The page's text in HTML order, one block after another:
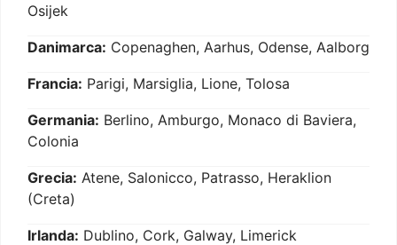
Osijek
Danimarca: Copenaghen, Aarhus, Odense, Aalborg
Francia: Parigi, Marsiglia, Lione, Tolosa
Germania: Berlino, Amburgo, Monaco di Baviera,
Colonia
Grecia: Atene, Salonicco, Patrasso, Heraklion
(Creta)
Irlanda: Dublino, Cork, Galway, Limerick